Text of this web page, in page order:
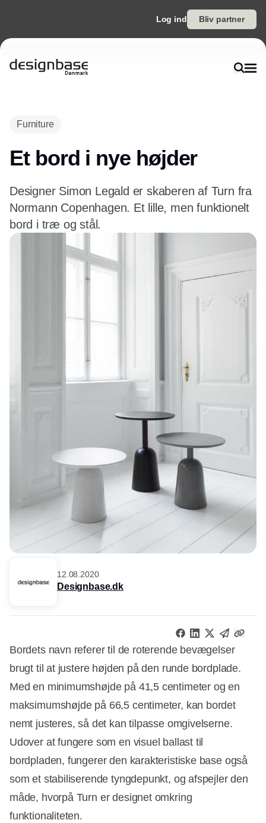
Log ind Bliv partner
Furniture
Et bord i nye højder
Designer Simon Legald er skaberen af Turn fra
Normann Copenhagen. Et lille, men funktionelt
bord i træ og stål.
12.08.2020
Designbase.dk
Bordets navn referer til de roterende bevægelser
brugt til at justere højden på den runde bordplade.
Med en minimumshøjde på 41,5 centimeter og en
maksimumshøjde på 66,5 centimeter, kan bordet
nemt justeres, så det kan tilpasse omgivelserne.
Udover at fungere som en visuel ballast til
bordpladen, fungerer den karakteristiske base også
som et stabiliserende tyngdepunkt, og afspejler den
måde, hvorpå Turn er designet omkring
funktionaliteten.